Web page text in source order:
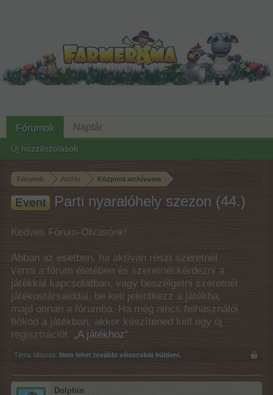
Fórumok Archív Központ archívuma
Event Parti nyaralóhely szezon (44.)
Kedves Fórum-Olvasónk!
Abban az esetben, ha aktívan részt szeretnél
venni a fórum életében és szeretnél kérdezni a
játékkal kapcsolatban, vagy beszélgetni szeretnél
játékostársaiddal, be kell jelentkezz a játékba,
majd onnan a fórumba. Ha még nincs felhasználói
fiókod a játékban, akkor készítened kell egy új
regisztrációt. „A játékhoz“
Téma állapota: Nem lehet további válaszokat küldeni.
Dolphin
Fórumok
Új hozzászólások
Naptár